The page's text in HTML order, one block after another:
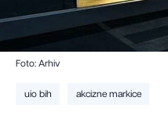
Foto: Arhiv
uio bih akcizne markice